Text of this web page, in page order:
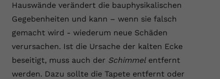
Hauswände verändert die bauphysikalischen
Gegebenheiten und kann – wenn sie falsch
gemacht wird - wiederum neue Schäden
verursachen. Ist die Ursache der kalten Ecke
beseitigt, muss auch der Schimmelentfernt
werden. Dazu sollte die Tapete entfernt oder